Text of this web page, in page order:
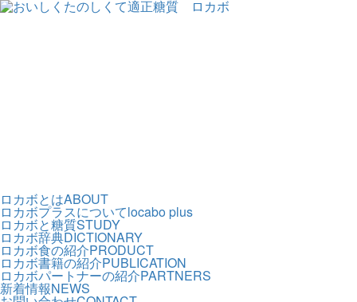
ロカボとはABOUT
ロカボプラスについてlocabo plus
ロカボと糖質STUDY
ロカボ辞典DICTIONARY
ロカボ食の紹介PRODUCT
ロカボ書籍の紹介PUBLICATION
ロカボパートナーの紹介PARTNERS
新着情報NEWS